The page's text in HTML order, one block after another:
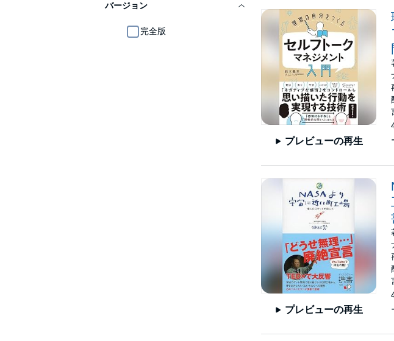
バージョン
完全版
プレビューの再生
プレビューの再生